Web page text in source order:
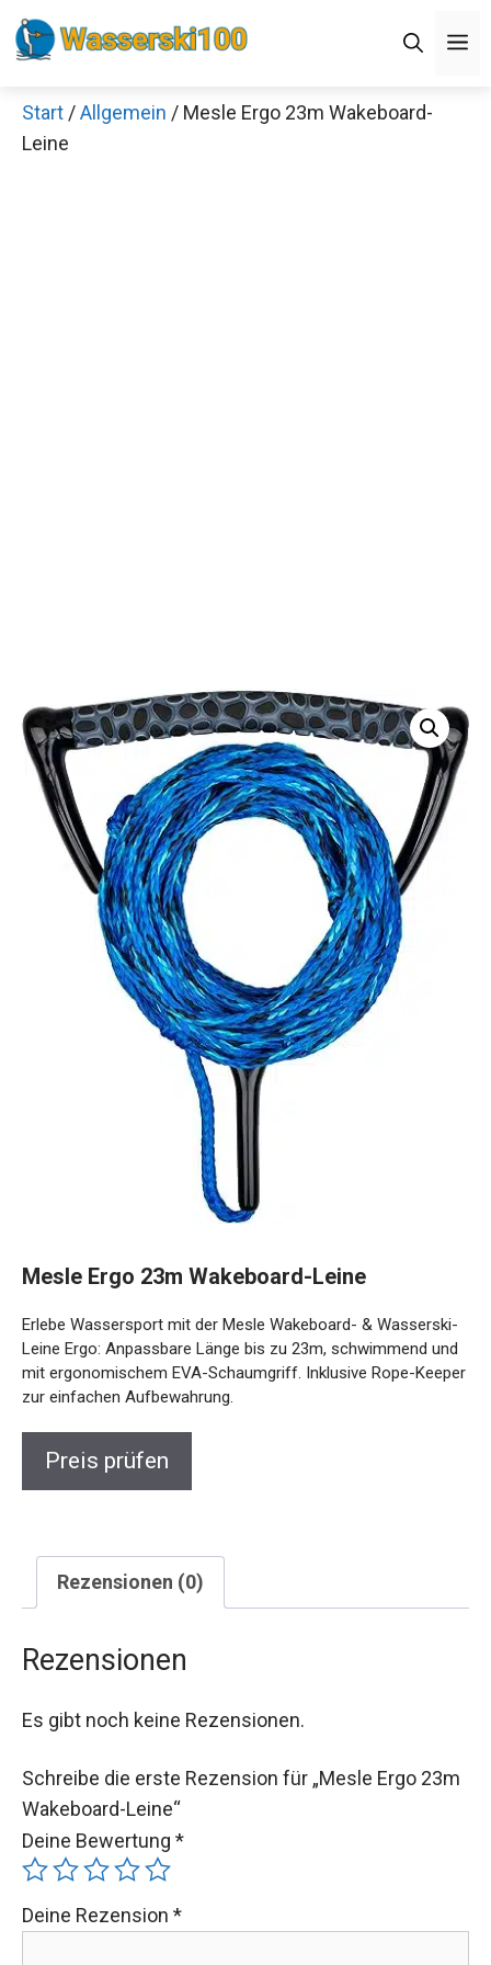
Zum
Inhalt
Start /Allgemein / Mesle Ergo 23m Wakeboard-
Leine
Mesle Ergo 23m Wakeboard-Leine
Erlebe Wassersport mit der Mesle Wakeboard- & Wasserski-
Leine Ergo: Anpassbare Länge bis zu 23m, schwimmend und
mit ergonomischem EVA-Schaumgriff. Inklusive Rope-Keeper
zur einfachen Aufbewahrung.
Preis prüfen
Rezensionen (0)
Rezensionen
Es gibt noch keine Rezensionen.
Schreibe die erste Rezension für „Mesle Ergo 23m
Wakeboard-Leine“
Deine Bewertung *
Deine Rezension *